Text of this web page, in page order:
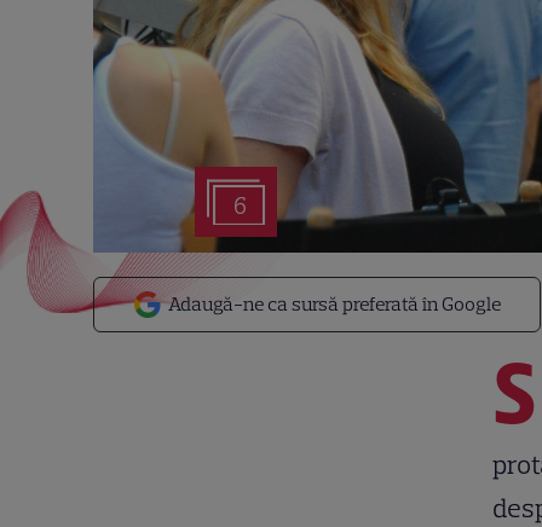
6
Adaugă-ne ca sursă preferată în Google
S